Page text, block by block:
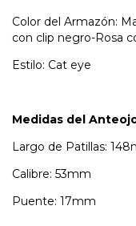
Color del Armazón:
con clip negro-Rosa
Estilo: Cat eye
Medidas del
Largo de Patillas:
Calibre: 53mm
Puente: 17mm